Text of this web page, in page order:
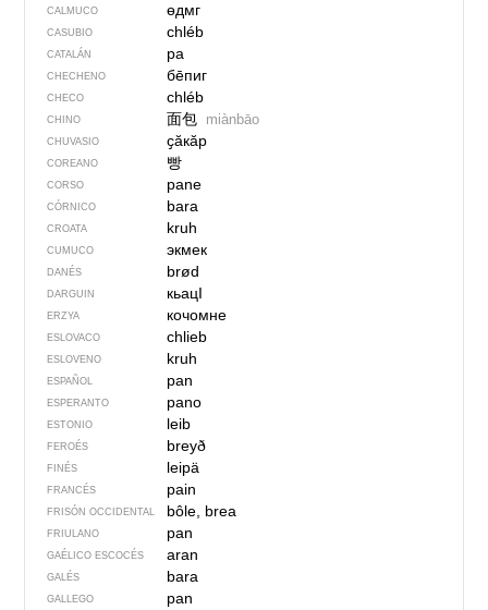
CALMUCO өдмг
CASUBIO chléb
CATALÁN pa
CHECHENO бе̄пиг
CHECO chléb
CHINO 面包 miànbāo
CHUVASIO ҫӑкӑр
COREANO 빵
CORSO pane
CÓRNICO bara
CROATA kruh
CUMUCO экмек
DANÉS brød
DARGUIN кьацӀ
ERZYA кочомне
ESLOVACO chlieb
ESLOVENO kruh
ESPAÑOL pan
ESPERANTO pano
ESTONIO leib
FEROÉS breyð
FINÉS leipä
FRANCÉS pain
FRISÓN OCCIDENTAL bôle, brea
FRIULANO pan
GAÉLICO ESCOCÉS aran
GALÉS bara
GALLEGO pan